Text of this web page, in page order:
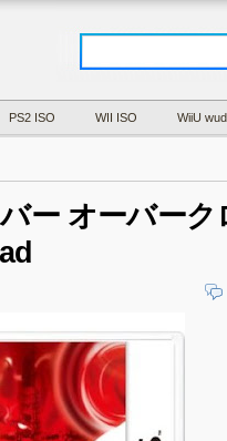
PS2 ISO WII ISO WiiU wud
ー オーバー